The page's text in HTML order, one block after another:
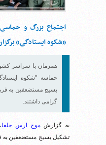
اجتماع بزرگ و
«شکوه ایستادگی»
همزمان با سراسر
حماسه "شکوه
بسیج مستضعفین به
گرامی داشتند.
به گزارشموج ارس جلفا
تشکیل بسیج مستضعفین به